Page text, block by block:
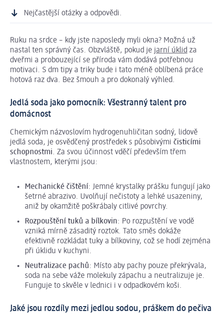
Nejčastější otázky a odpovědi.
Ruku na srdce – kdy jste naposledy myli okna? Možná už
nastal ten správný čas. Obzvláště, pokud je jarní úklid za
dveřmi a probouzející se příroda vám dodává potřebnou
motivaci. S dm tipy a triky bude i tato méně oblíbená práce
hotová raz dva. Bez šmouh a pro dokonalý výhled.
Jedlá soda jako pomocník: Všestranný talent pro
domácnost
Chemickým názvoslovím hydrogenuhličitan sodný, lidově
jedlá soda, je osvědčený prostředek s působivými čisticími
schopnostmi. Za svou účinnost vděčí především třem
vlastnostem, kterými jsou:
Mechanické čištění: Jemné krystalky prášku fungují jako
šetrné abrazivo. Uvolňují nečistoty a lehké usazeniny,
aniž by okamžitě poškrábaly citlivé povrchy.
Rozpouštění tuků a bílkovin: Po rozpuštění ve vodě
vzniká mírně zásaditý roztok. Tato směs dokáže
efektivně rozkládat tuky a bílkoviny, což se hodí zejména
při úklidu v kuchyni.
Neutralizace pachů: Místo aby pachy pouze překrývala,
soda na sebe váže molekuly zápachu a neutralizuje je.
Funguje to skvěle v lednici i v odpadkovém koši.
Jaké jsou rozdíly mezi jedlou sodou, práškem do pečiva